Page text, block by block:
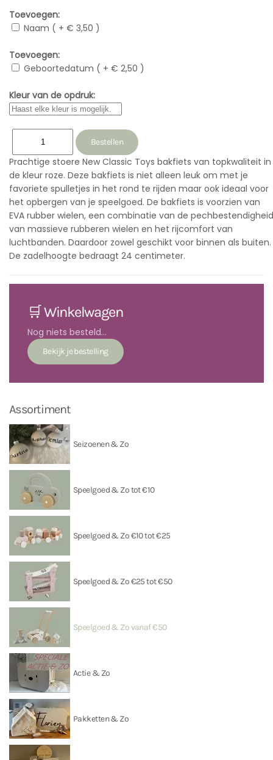
Toevoegen:
Naam ( + € 3,50 )
Toevoegen:
Geboortedatum ( + € 2,50 )
Kleur van de opdruk:
Prachtige stoere New Classic Toys bakfiets van topkwaliteit in
de kleur roze. Deze bakfiets is niet alleen leuk om met je
favoriete spulletjes in het rond te rijden maar ook ideaal voor
het opbergen van je speelgoed. De bakfiets is voorzien van
EVA rubber wielen, een combinatie van de pechbestendigheid
van massieve rubberen wielen en het rijcomfort van
luchtbanden. Daardoor zowel geschikt voor binnen als buiten.
De zadelhoogte bedraagt 24 centimeter.
🛒 Winkelwagen
Nog niets besteld...
Assortiment
Seizoenen & Zo
Speelgoed & Zo tot €10
Speelgoed & Zo €10 tot €25
Speelgoed & Zo €25 tot €50
Speelgoed & Zo vanaf €50
Actie & Zo
Pakketten & Zo